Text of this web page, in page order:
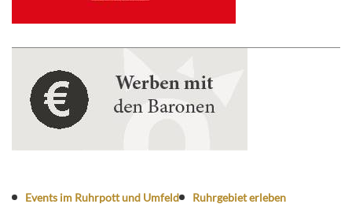
Events im Ruhrpott und Umfeld Ruhrgebiet erleben